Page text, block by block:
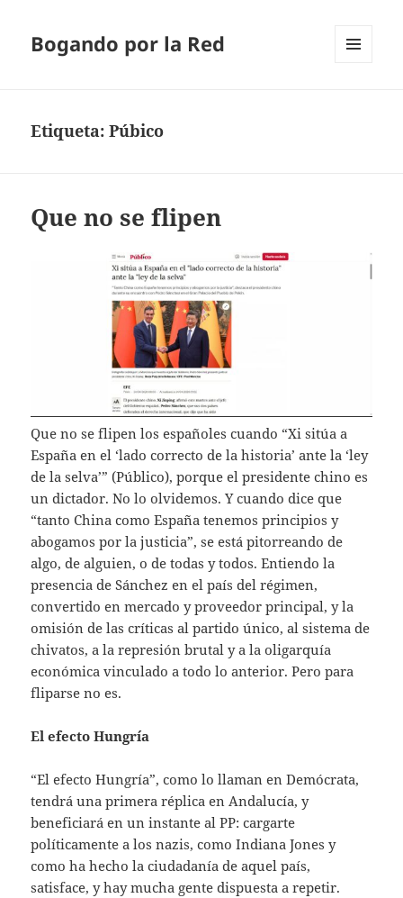
Bogando por la Red
Etiqueta:Púbico
Que no se flipen
Que no se flipen los españoles cuando “Xi sitúa a
España en el ‘lado correcto de la historia’ ante la ‘ley
de la selva’” (Público), porque el presidente chino es
un dictador. No lo olvidemos. Y cuando dice que
“tanto China como España tenemos principios y
abogamos por la justicia”, se está pitorreando de
algo, de alguien, o de todas y todos. Entiendo la
presencia de Sánchez en el país del régimen,
convertido en mercado y proveedor principal, y la
omisión de las críticas al partido único, al sistema de
chivatos, a la represión brutal y a la oligarquía
económica vinculado a todo lo anterior. Pero para
fliparse no es.
El efecto Hungría
“El efecto Hungría”, como lo llaman en Demócrata,
tendrá una primera réplica en Andalucía, y
beneficiará en un instante al PP: cargarte
políticamente a los nazis, como Indiana Jones y
como ha hecho la ciudadanía de aquel país,
satisface, y hay mucha gente dispuesta a repetir.